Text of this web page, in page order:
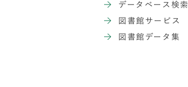
データベース検索
図書館サービス
図書館データ集